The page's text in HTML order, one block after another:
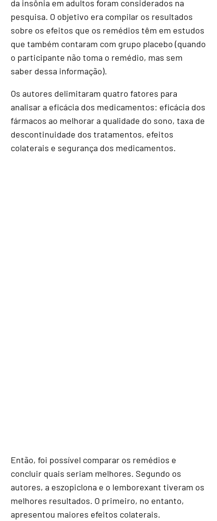
da insônia em adultos foram considerados na
pesquisa. O objetivo era compilar os resultados
sobre os efeitos que os remédios têm em estudos
que também contaram com grupo placebo (quando
o participante não toma o remédio, mas sem
saber dessa informação).
Os autores delimitaram quatro fatores para
analisar a eficácia dos medicamentos: eficácia dos
fármacos ao melhorar a qualidade do sono, taxa de
descontinuidade dos tratamentos, efeitos
colaterais e segurança dos medicamentos.
Então, foi possível comparar os remédios e
concluir quais seriam melhores. Segundo os
autores, a eszopiclona e o lemborexant tiveram os
melhores resultados. O primeiro, no entanto,
apresentou maiores efeitos colaterais.